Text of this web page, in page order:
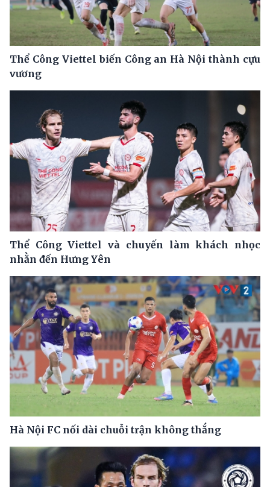
Thể Công Viettel biến Công an Hà Nội thành cựu
vương
Thể Công Viettel và chuyến làm khách nhọc
nhằn đến Hưng Yên
Hà Nội FC nối dài chuỗi trận không thắng